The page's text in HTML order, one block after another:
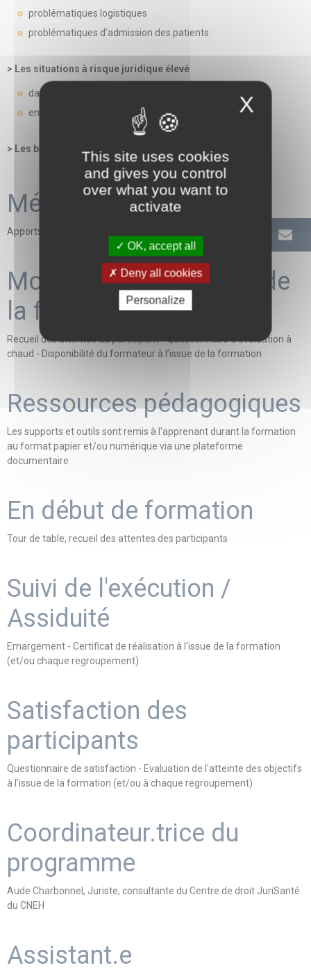
problématiques logistiques
problématiques d’admission des patients
> Les situations à risque juridique élevé
dans la prise en charge des patients
en matière de sécurité des biens et des personnes
> Les bons réflexes à acquérir
Méthodes mobilisées
Apports théoriques - Etudes de cas et analyses de jurisprudence
Modalités d'évaluation de
la formation
Recueil des attentes du participant - Questionnaire d’évaluation à
chaud - Disponibilité du formateur à l’issue de la formation
Ressources pédagogiques
Les supports et outils sont remis à l'apprenant durant la formation
au format papier et/ou numérique via une plateforme
documentaire
En début de formation
Tour de table, recueil des attentes des participants
Suivi de l'exécution /
Assiduité
Emargement - Certificat de réalisation à l'issue de la formation
(et/ou chaque regroupement)
Satisfaction des
participants
Questionnaire de satisfaction - Evaluation de l'atteinte des objectifs
à l'issue de la formation (et/ou à chaque regroupement)
Coordinateur.trice du
programme
Aude Charbonnel, Juriste, consultante du Centre de droit JuriSanté
du CNEH
Assistant.e
X
This site uses cookies
and gives you control
over what you want to
activate
OK, accept all
Deny all cookies
Personalize